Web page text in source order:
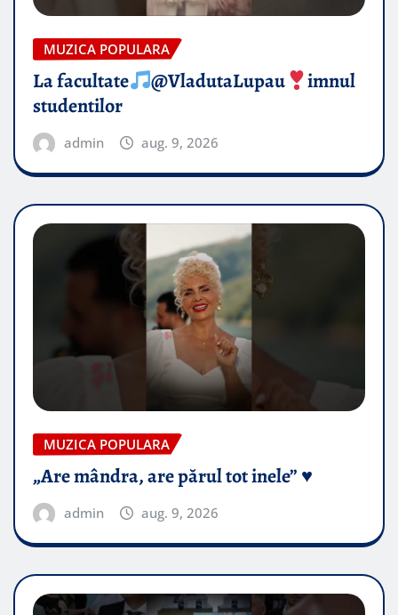
MUZICA POPULARA
La facultate @VladutaLupau
imnul
studentilor
admin aug. 9, 2026
MUZICA POPULARA
„Are mândra, are părul tot inele” ♥️
admin aug. 9, 2026